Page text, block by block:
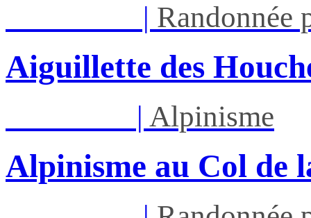
| Randonnée
Aiguillette des
| Alpinisme
Alpinisme au Col de